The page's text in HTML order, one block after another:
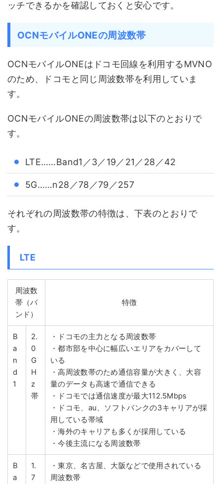
ッチできるかを確認しておくと安心です。
OCNモバイルONEの周波数帯
OCNモバイルONEはドコモ回線を利用するMVNO
のため、ドコモと同じ周波数帯を利用していま
す。
OCNモバイルONEの周波数帯は以下のとおりで
す。
LTE……Band1／3／19／21／28／42
5G……n28／78／79／257
それぞれの周波数帯の特徴は、下表のとおりで
す。
LTE
周波数
帯（バ
ンド）
特徴
B
a
n
d
1
2.
0
G
H
z
帯
・ドコモの主力となる周波数帯
・都市部を中心に幅広いエリアをカバーして
いる
・高周波数帯のため通信容量が大きく、大容
量のデータも高速で通信できる
・ドコモでは通信速度が最大112.5Mbps
・ドコモ、au、ソフトバンクの3キャリアが採
用している帯域
・海外のキャリアも多くが採用している
・今後主流になる周波数帯
B
a
1.
7
・東京、名古屋、大阪などで使用されている
周波数帯